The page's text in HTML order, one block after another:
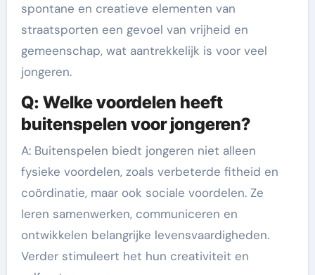
spontane en creatieve elementen van
straatsporten een gevoel van vrijheid en
gemeenschap, wat aantrekkelijk is voor veel
jongeren.
Q: Welke voordelen heeft
buitenspelen voor jongeren?
A: Buitenspelen biedt jongeren niet alleen
fysieke voordelen, zoals verbeterde fitheid en
coördinatie, maar ook sociale voordelen. Ze
leren samenwerken, communiceren en
ontwikkelen belangrijke levensvaardigheden.
Verder stimuleert het hun creativiteit en